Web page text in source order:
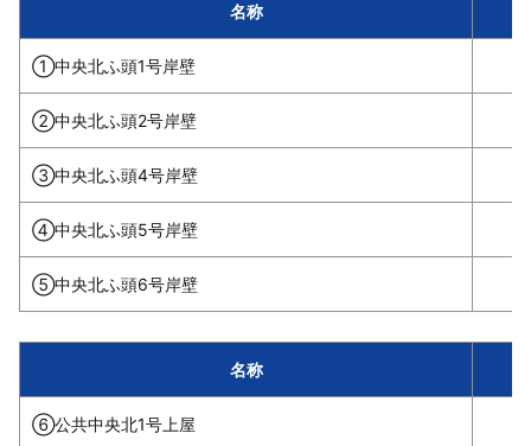
名称
①中央北ふ頭1号岸壁
②中央北ふ頭2号岸壁
③中央北ふ頭4号岸壁
④中央北ふ頭5号岸壁
⑤中央北ふ頭6号岸壁
名称
⑥公共中央北1号上屋